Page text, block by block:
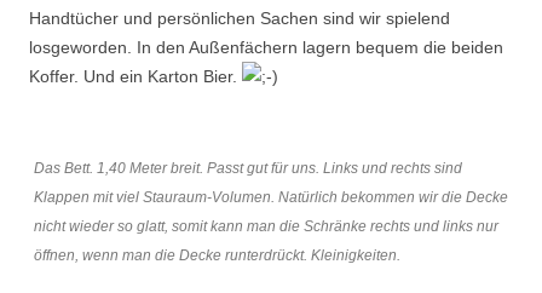
Handtücher und persönlichen Sachen sind wir spielend
losgeworden. In den Außenfächern lagern bequem die beiden
Koffer. Und ein Karton Bier.
Das Bett. 1,40 Meter breit. Passt gut für uns. Links und rechts sind
Klappen mit viel Stauraum-Volumen. Natürlich bekommen wir die Decke
nicht wieder so glatt, somit kann man die Schränke rechts und links nur
öffnen, wenn man die Decke runterdrückt. Kleinigkeiten.